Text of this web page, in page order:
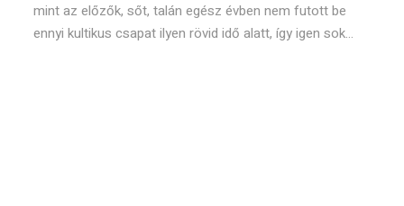
mint az előzők, sőt, talán egész évben nem futott be
ennyi kultikus csapat ilyen rövid idő alatt, így igen sok...